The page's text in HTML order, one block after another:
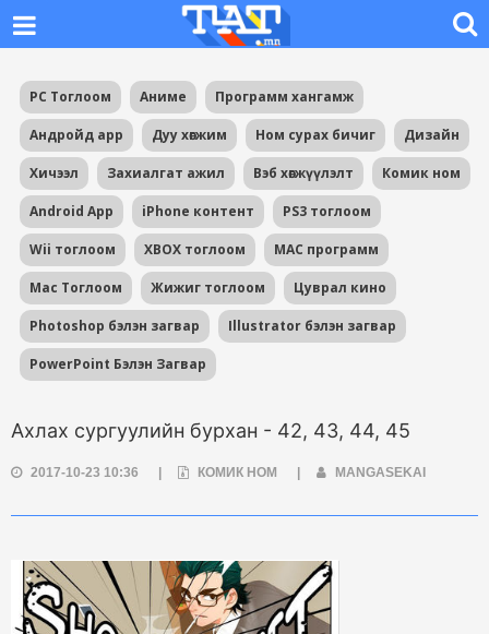
PC Тоглоом Аниме Программ хангамж
Андройд app Дуу хөгжим Ном сурах бичиг Дизайн
Хичээл Захиалгат ажил Вэб хөгжүүлэлт Комик ном
Android App iPhone контент PS3 тоглоом
Wii тоглоом XBOX тоглоом MAC программ
Mac Тоглоом Жижиг тоглоом Цуврал кино
Photoshop бэлэн загвар Illustrator бэлэн загвар
PowerPoint Бэлэн Загвар
Ахлах сургуулийн бурхан - 42, 43, 44, 45
2017-10-23 10:36 КОМИК НОМ MANGASEKAI